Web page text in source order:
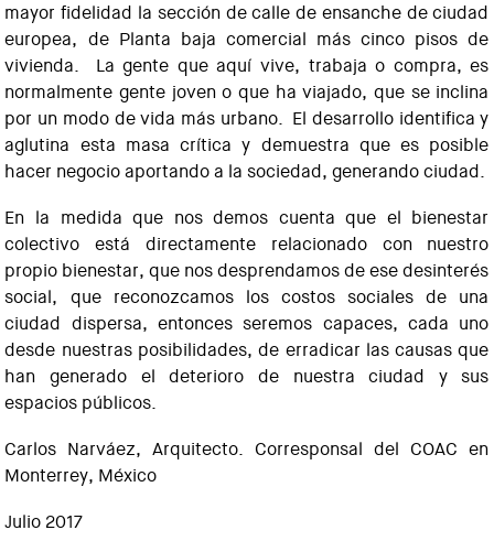
mayor fidelidad la sección de calle de ensanche de ciudad
europea, de Planta baja comercial más cinco pisos de
vivienda. La gente que aquí vive, trabaja o compra, es
normalmente gente joven o que ha viajado, que se inclina
por un modo de vida más urbano. El desarrollo identifica y
aglutina esta masa crítica y demuestra que es posible
hacer negocio aportando a la sociedad, generando ciudad.
En la medida que nos demos cuenta que el bienestar
colectivo está directamente relacionado con nuestro
propio bienestar, que nos desprendamos de ese desinterés
social, que reconozcamos los costos sociales de una
ciudad dispersa, entonces seremos capaces, cada uno
desde nuestras posibilidades, de erradicar las causas que
han generado el deterioro de nuestra ciudad y sus
espacios públicos.
Carlos Narváez, Arquitecto. Corresponsal del COAC en
Monterrey, México
Julio 2017